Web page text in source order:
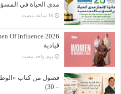
مدى الحياة في
قيادية
‏يوم واحد مضت
– 30)